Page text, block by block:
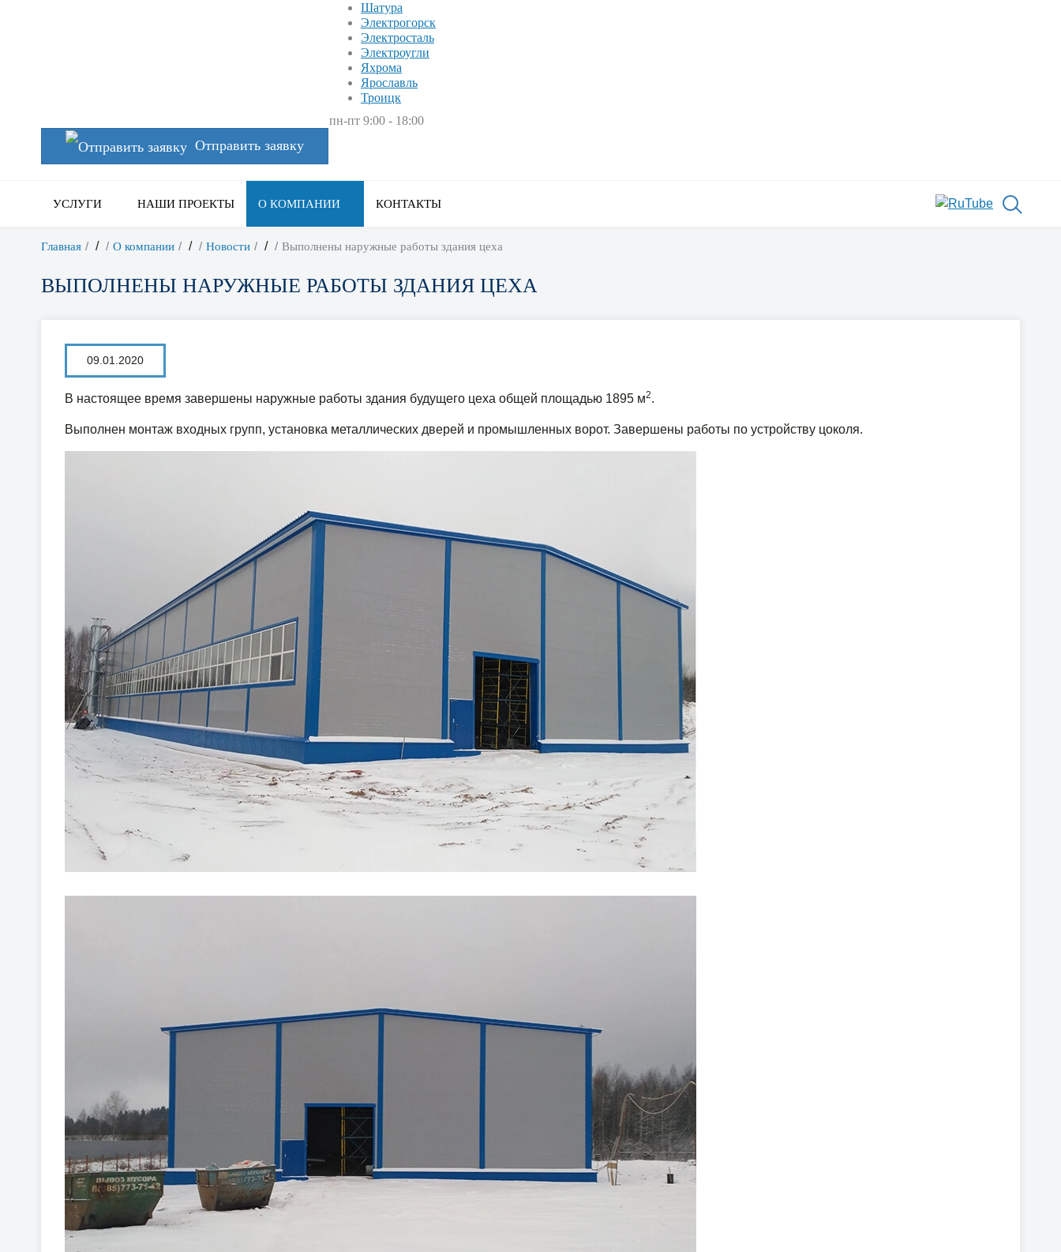
Шатура
Электрогорск
Электросталь
Электроугли
Яхрома
Ярославль
Троицк
пн-пт 9:00 - 18:00
Отправить заявку
УСЛУГИ НАШИ ПРОЕКТЫ О КОМПАНИИ КОНТАКТЫ
Главная / О компании / Новости / Выполнены наружные работы здания цеха
ВЫПОЛНЕНЫ НАРУЖНЫЕ РАБОТЫ ЗДАНИЯ ЦЕХА
09.01.2020
В настоящее время завершены наружные работы здания будущего цеха общей площадью 1895 м2.
Выполнен монтаж входных групп, установка металлических дверей и промышленных ворот. Завершены работы по устройству цоколя.